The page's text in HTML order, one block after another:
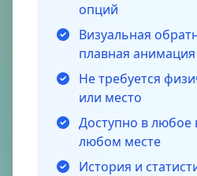
опций
Визуальная
плавная анимация
Не требуется
или место
Доступно в любое
любом месте
История и